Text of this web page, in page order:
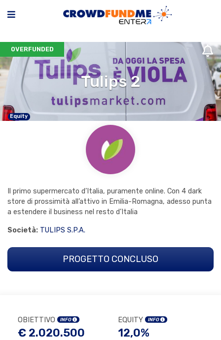
OVERFUNDED
Tulips 2
Equity
Il primo supermercato d’Italia, puramente online. Con 4 dark
store di prossimità all’attivo in Emilia-Romagna, adesso punta
a estendere il business nel resto d’Italia
Società: TULIPS S.P.A.
PROGETTO CONCLUSO
OBIETTIVO INFO
€ 2.020.500
EQUITY INFO
12,0%